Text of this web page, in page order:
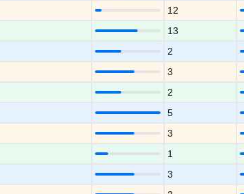
12
13
2
3
2
5
3
1
3